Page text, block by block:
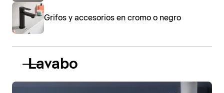
Grifos y accesorios en cromo o negro
Lavabo